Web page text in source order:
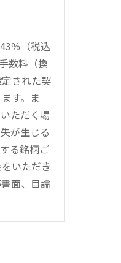
％（税込
数料（換
された契
す。ま
ただく場
が生じる
る銘柄ご
いただき
面、目論